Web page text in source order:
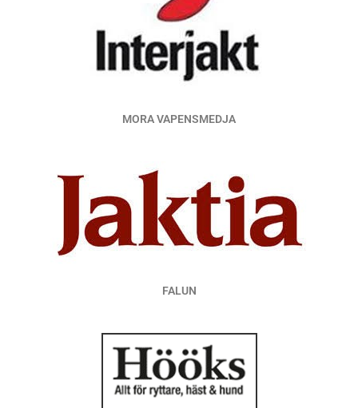
MORA VAPENSMEDJA
FALUN